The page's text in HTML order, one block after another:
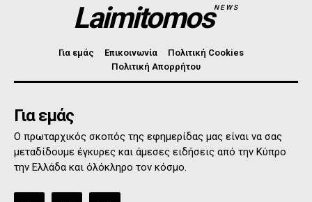
LaimitomosNEWS
Για εμάς Επικοινωνία
Πολιτική Cookies
Πολιτική Απορρήτου
Για εμάς
Ο πρωταρχικός σκοπός της εφημερίδας μας είναι να σας
μεταδίδουμε έγκυρες και άμεσες ειδήσεις από την Κύπρο
την Ελλάδα και όλόκληρο τον κόσμο.